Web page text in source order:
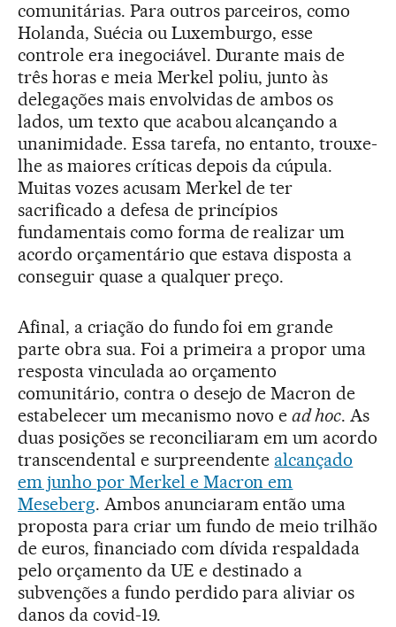
comunitárias. Para outros parceiros, como
Holanda, Suécia ou Luxemburgo, esse
controle era inegociável. Durante mais de
três horas e meia Merkel poliu, junto às
delegações mais envolvidas de ambos os
lados, um texto que acabou alcançando a
unanimidade. Essa tarefa, no entanto, trouxe-
lhe as maiores críticas depois da cúpula.
Muitas vozes acusam Merkel de ter
sacrificado a defesa de princípios
fundamentais como forma de realizar um
acordo orçamentário que estava disposta a
conseguir quase a qualquer preço.
Afinal, a criação do fundo foi em grande
parte obra sua. Foi a primeira a propor uma
resposta vinculada ao orçamento
comunitário, contra o desejo de Macron de
estabelecer um mecanismo novo ead hoc. As
duas posições se reconciliaram em um acordo
transcendental e surpreendente alcançado
em junho por Merkel e Macron em
Meseberg. Ambos anunciaram então uma
proposta para criar um fundo de meio trilhão
de euros, financiado com dívida respaldada
pelo orçamento da UE e destinado a
subvenções a fundo perdido para aliviar os
danos da covid-19.